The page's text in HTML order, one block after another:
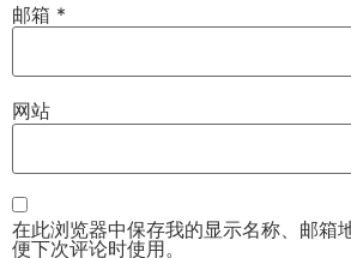
邮箱 *
网站
在此浏览器中保存我的显示名称、邮箱
便下次评论时使用。